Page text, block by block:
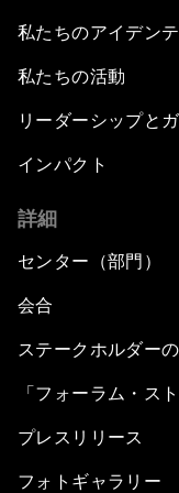
Agenda
Nieto
私たちのアイデン
私たちの活動
リーダーシップと
インパクト
詳細
センター（部門）
会合
ステークホルダー
「フォーラム・ス
プレスリリース
フォトギャラリー